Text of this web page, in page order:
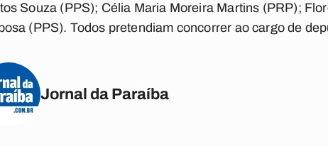
Souza (PPS); Célia Maria Moreira Martins (PRP);
(PPS). Todos pretendiam concorrer ao cargo de
Jornal da Paraíba